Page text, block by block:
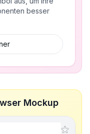
besser
Mockup